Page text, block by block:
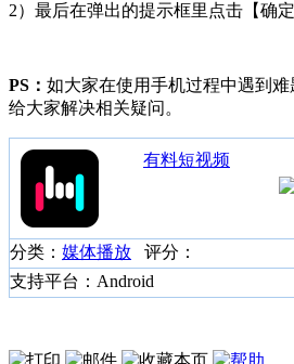
2）最后在弹出的提示框里点击【确
PS： 如大家在使用手机过程中遇到难
给大家解决相关疑问。
有料短视频
分类： 媒体播放 评分：
支持平台：Android